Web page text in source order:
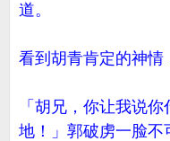
道。
看到胡青肯定的神情
「胡兄，你让我说
地！」郭破虏一脸不